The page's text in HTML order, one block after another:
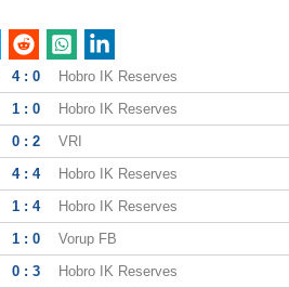
4 : 0 Hobro IK Reserves
1 : 0 Hobro IK Reserves
0 : 2 VRI
4 : 4 Hobro IK Reserves
1 : 4 Hobro IK Reserves
1 : 0 Vorup FB
0 : 3 Hobro IK Reserves